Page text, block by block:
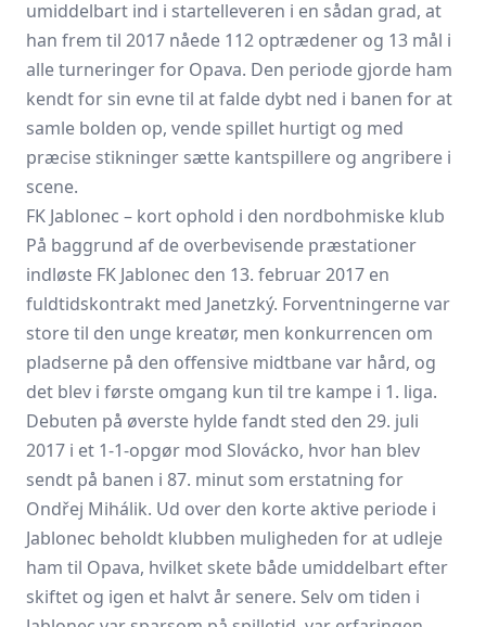
umiddelbart ind i startelleveren i en sådan grad, at
han frem til 2017 nåede 112 optrædener og 13 mål i
alle turneringer for Opava. Den periode gjorde ham
kendt for sin evne til at falde dybt ned i banen for at
samle bolden op, vende spillet hurtigt og med
præcise stikninger sætte kantspillere og angribere i
scene.
FK Jablonec – kort ophold i den nordbohmiske klub
På baggrund af de overbevisende præstationer
indløste FK Jablonec den 13. februar 2017 en
fuldtidskontrakt med Janetzký. Forventningerne var
store til den unge kreatør, men konkurrencen om
pladserne på den offensive midtbane var hård, og
det blev i første omgang kun til tre kampe i 1. liga.
Debuten på øverste hylde fandt sted den 29. juli
2017 i et 1-1-opgør mod Slovácko, hvor han blev
sendt på banen i 87. minut som erstatning for
Ondřej Mihálik. Ud over den korte aktive periode i
Jablonec beholdt klubben muligheden for at udleje
ham til Opava, hvilket skete både umiddelbart efter
skiftet og igen et halvt år senere. Selv om tiden i